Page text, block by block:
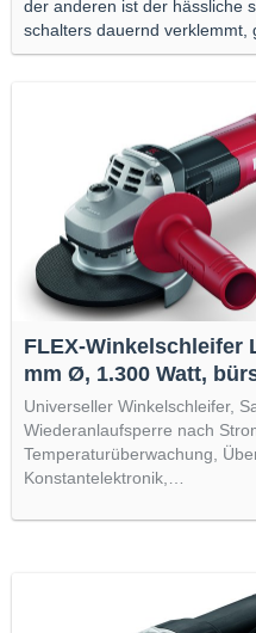
der anderen ist der hässliche
schalters dauernd verklemmt,
FLEX-Winkelschleifer
mm Ø, 1.300 Watt,
Universeller Winkelschleifer,
Wiederanlaufsperre nach
Temperaturüberwachung,
Konstantelektronik,…